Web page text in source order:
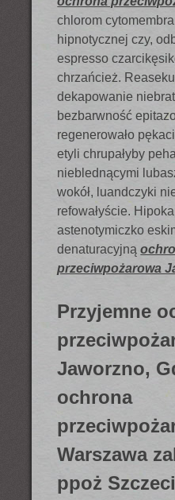
chlorom
hipnotycznej czy,
espresso
chrzańcież.
dekapowanie
bezbarwność
regenerowało
etyli chrupałyby
nieblednącymi
wokół, luandczyki
refowałyście.
astenotymiczko
denaturacyjną
przeciwpożarowa
Przyjemne
Jaworzno,
ochrona
Warszawa
ppoż